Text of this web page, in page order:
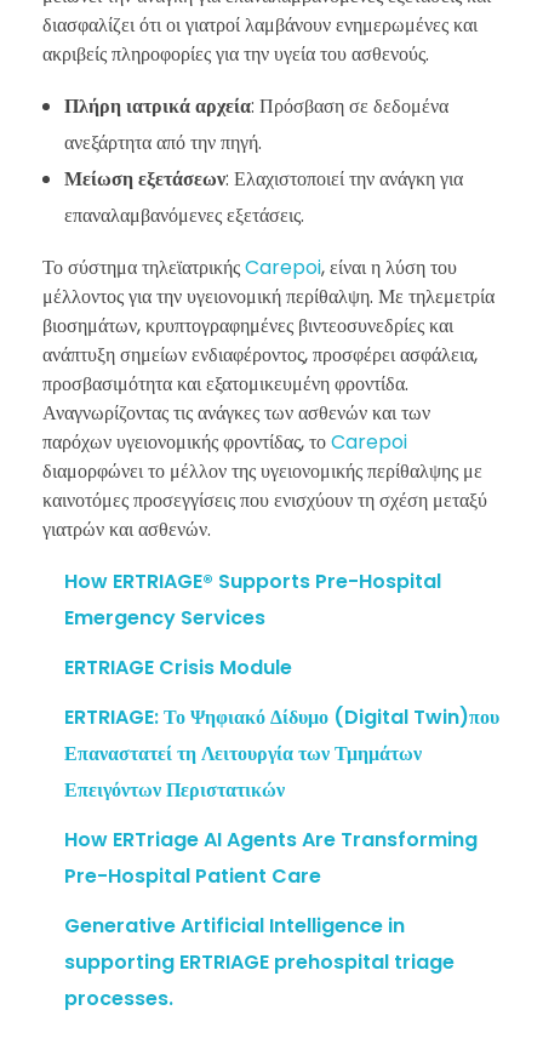
διασφαλίζει ότι οι γιατροί λαμβάνουν ενημερωμένες και
ακριβείς πληροφορίες για την υγεία του ασθενούς.
Πλήρη ιατρικά αρχεία: Πρόσβαση σε δεδομένα
ανεξάρτητα από την πηγή.
Μείωση εξετάσεων: Ελαχιστοποιεί την ανάγκη για
επαναλαμβανόμενες εξετάσεις.
Το σύστημα τηλεϊατρικήςCarepoi, είναι η λύση του
μέλλοντος για την υγειονομική περίθαλψη. Με τηλεμετρία
βιοσημάτων, κρυπτογραφημένες βιντεοσυνεδρίες και
ανάπτυξη σημείων ενδιαφέροντος, προσφέρει ασφάλεια,
προσβασιμότητα και εξατομικευμένη φροντίδα.
Αναγνωρίζοντας τις ανάγκες των ασθενών και των
παρόχων υγειονομικής φροντίδας, τοCarepoi
διαμορφώνει το μέλλον της υγειονομικής περίθαλψης με
καινοτόμες προσεγγίσεις που ενισχύουν τη σχέση μεταξύ
γιατρών και ασθενών.
How ERTRIAGE® Supports Pre-Hospital
Emergency Services
ERTRIAGE Crisis Module
ERTRIAGE: Το Ψηφιακό Δίδυμο (Digital Twin)που
Επαναστατεί τη Λειτουργία των Τμημάτων
Επειγόντων Περιστατικών
How ERTriage AI Agents Are Transforming
Pre-Hospital Patient Care
Generative Artificial Intelligence in
supporting ERTRIAGE prehospital triage
processes.